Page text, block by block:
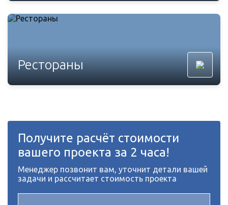
Рестораны
Получите расчёт стоимости
вашего проекта за 2 часа!
Менеджер позвонит вам, уточнит детали вашей
задачи и рассчитает стоимость проекта